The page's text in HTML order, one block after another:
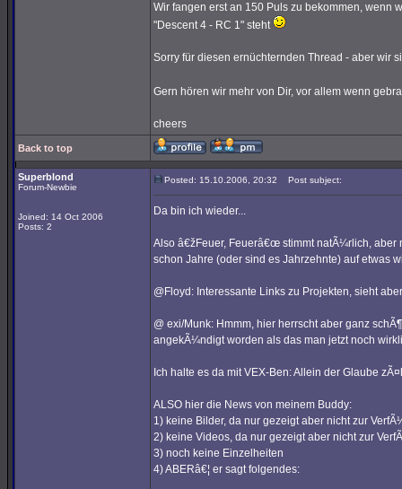
Wir fangen erst an 150 Puls zu bekommen, wenn
"Descent 4 - RC 1" steht
Sorry für diesen ernüchternden Thread - aber wir
Gern hören wir mehr von Dir, vor allem wenn
cheers
Back to top
Superblond
Forum-Newbie
Joined: 14 Oct 2006
Posts: 2
Posted: 15.10.2006, 20:32 Post subject:
Da bin ich wieder...
Also â€žFeuer, Feuerâ€œ stimmt natÃ¼rlich,
schon Jahre (oder sind es Jahrzehnte) auf etwas
@Floyd: Interessante Links zu Projekten, sieht
@ exi/Munk: Hmmm, hier herrscht aber ganz
angekÃ¼ndigt worden als das man jetzt noch
Ich halte es da mit VEX-Ben: Allein der Glaube
ALSO hier die News von meinem Buddy:
1) keine Bilder, da nur gezeigt aber nicht zur
2) keine Videos, da nur gezeigt aber nicht zur
3) noch keine Einzelheiten
4) ABERâ€¦ er sagt folgendes: